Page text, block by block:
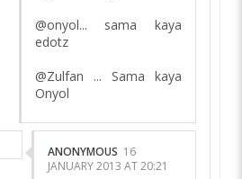
@onyol... sama kaya
edotz
@Zulfan ... Sama kaya
Onyol
ANONYMOUS 16
JANUARY 2013 AT 20:21